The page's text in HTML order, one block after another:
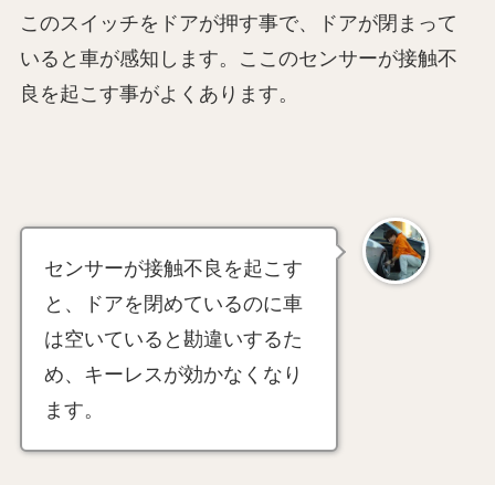
このスイッチをドアが押す事で、ドアが閉まって
いると車が感知します。ここのセンサーが接触不
良を起こす事がよくあります。
センサーが接触不良を起こす
と、ドアを閉めているのに車
は空いていると勘違いするた
め、キーレスが効かなくなり
ます。